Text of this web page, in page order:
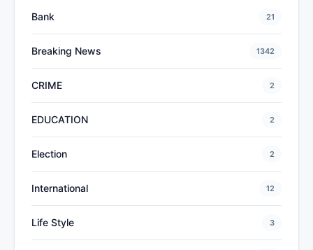
Bank 21
Breaking News 1342
CRIME 2
EDUCATION 2
Election 2
International 12
Life Style 3